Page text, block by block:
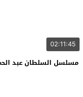
02:11:45
مسلسل السلطان عبد